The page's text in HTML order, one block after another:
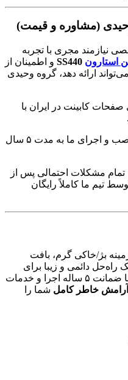
(مشاوره و قیمت)
نیازمند مجری با تجربه
استارون
و اطمینان از
ارائه دهد، گروه وحیدی
کابینت در ایران با
کیفیت نصب و اجرای ما به مدت ۵ سال
تمام مشکلات احتمالی پس از
تیم ما کاملاً رایگان
بژ/خاکی گرم، بافت
راه‌حل دائمی و زیبا برای
فضاهای با دوام و کلاسیک است که با ضمانت ۵ ساله اجرا و خدمات
آرامش خاطر کامل شما را